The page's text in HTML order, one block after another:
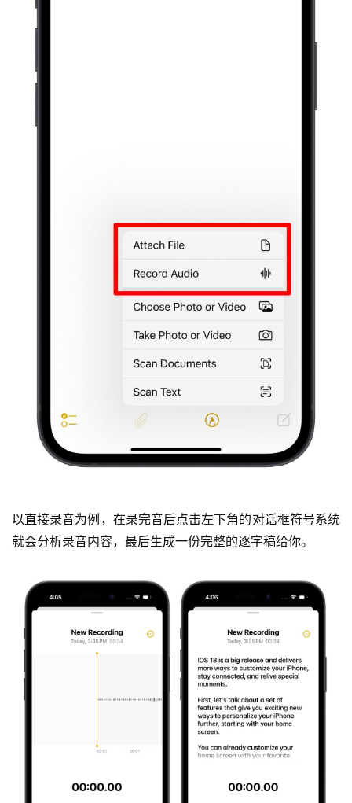
以直接录音为例，在录完音后点击左下角的对话框符号系统
就会分析录音内容，最后生成一份完整的逐字稿给你。